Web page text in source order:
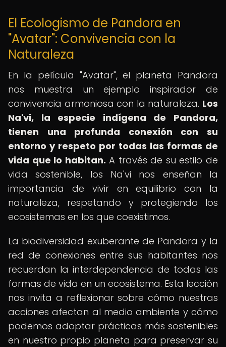
El Ecologismo de Pandora en
"Avatar": Convivencia con la
Naturaleza
En la película "Avatar", el planeta Pandora
nos muestra un ejemplo inspirador de
convivencia armoniosa con la naturaleza. Los
Na'vi, la especie indígena de Pandora,
tienen una profunda conexión con su
entorno y respeto por todas las formas de
vida que lo habitan. A través de su estilo de
vida sostenible, los Na'vi nos enseñan la
importancia de vivir en equilibrio con la
naturaleza, respetando y protegiendo los
ecosistemas en los que coexistimos.
La biodiversidad exuberante de Pandora y la
red de conexiones entre sus habitantes nos
recuerdan la interdependencia de todas las
formas de vida en un ecosistema. Esta lección
nos invita a reflexionar sobre cómo nuestras
acciones afectan al medio ambiente y cómo
podemos adoptar prácticas más sostenibles
en nuestro propio planeta para preservar su